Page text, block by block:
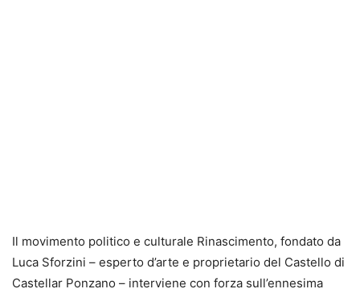
Il movimento politico e culturale Rinascimento, fondato da
Luca Sforzini – esperto d’arte e proprietario del Castello di
Castellar Ponzano – interviene con forza sull’ennesima